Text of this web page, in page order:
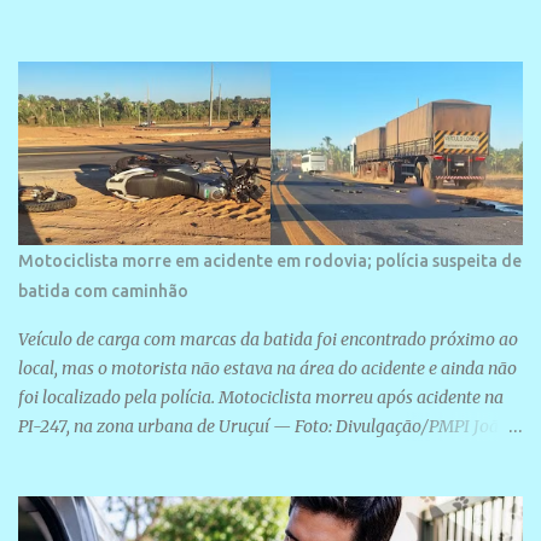
Motociclista morre em acidente em rodovia; polícia suspeita de
batida com caminhão
Veículo de carga com marcas da batida foi encontrado próximo ao
local, mas o motorista não estava na área do acidente e ainda não
foi localizado pela polícia. Motociclista morreu após acidente na
PI-247, na zona urbana de Uruçuí — Foto: Divulgação/PMPI João
A Polícia Militar informou que um caminhão com marcas de